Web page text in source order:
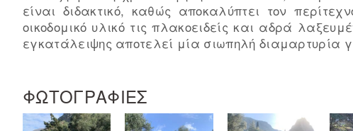
είναι διδακτικό, καθώς αποκαλύπτει τον
οικοδομικό υλικό τις πλακοειδείς και αδρά
εγκατάλειψης αποτελεί μία σιωπηλή
ΦΩΤΟΓΡΑΦΙΕΣ